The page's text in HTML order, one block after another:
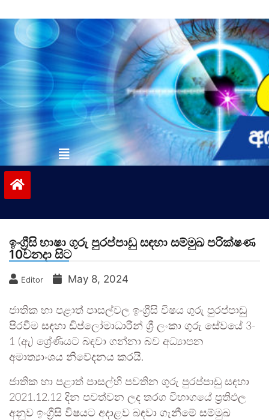
to
contentvinivida.lk
ඉංග්‍රීසි භාෂා ගුරු පුරප්පාඩු සඳහා සම්මුඛ පරික්ෂණ
10වනදා සිට
Editor May 8, 2024
ජාතික හා පළාත් පාසල්වල ඉංග්‍රීසි විෂය ගුරු පුරප්පාඩු
පිරවීම සඳහා ඩිප්ලෝමාධාරීන් ශ්‍රී ලංකා ගුරු සේවයේ 3-
1 (ඇ) ශ්‍රේණියට බඳවා ගන්නා බව අධ්‍යාපන
අමාත්‍යාංශය නිවේදනය කරයි.
ජාතික හා පළාත් පාසල්හි පවතින ගුරු පුරප්පාඩු සඳහා
2021.12.12 දින පවත්වන ලද තරග විභාගයේ ප්‍රතිඵල
අනුව ඉංග්‍රීසි විෂයට අදාළව බඳවා ගැනීමේ සම්මුඛ